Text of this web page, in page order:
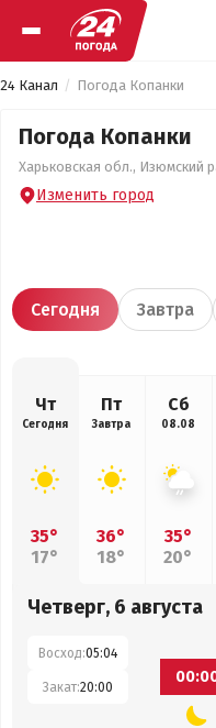
24 Канал Погода Копанки
Погода Копанки
Харьковская обл., Изюмский
Изменить город
Сегодня Завтра
Чт
Сегодня
35°
17°
Пт
Завтра
36°
18°
Сб
08.08
35°
20°
Четверг, 6 августа
Восход:05:04
Закат:20:00